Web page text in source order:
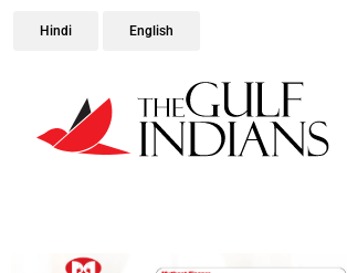
Hindi English